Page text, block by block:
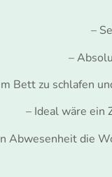
–
–
Bett zu schlafen
– Ideal wäre ein
die